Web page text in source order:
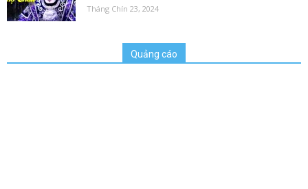
Tháng Chín 23, 2024
Quảng cáo